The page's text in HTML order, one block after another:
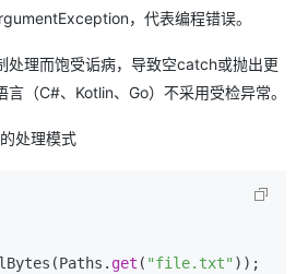
，代表编程错误。
处理而饱受诟病，导致空catch或抛出更
（C#、Kotlin、Go）不采用受检异常。
处理模式
get ( "file.txt" ));